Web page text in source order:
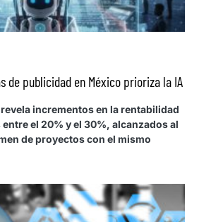
de publicidad en México prioriza la IA
incrementos en la rentabilidad
el 20% y el 30%, alcanzados al
de proyectos con el mismo